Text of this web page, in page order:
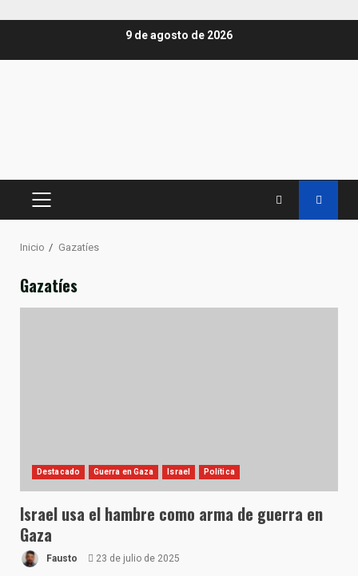
9 de agosto de 2026
MENÚ
Inicio Gazatíes
Gazatíes
Destacado Guerra en Gaza Israel Política
Israel usa el hambre como arma de guerra en
Gaza
Fausto 23 de julio de 2025